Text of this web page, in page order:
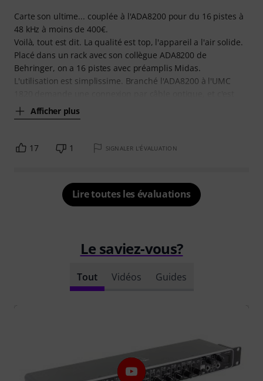
Carte son ultime... couplée à l'ADA8200 pour du 16 pistes à
48 kHz à moins de 400€.
Voilà, tout est dit. La qualité est top, l'appareil a l'air solide.
Placé dans un rack avec son collègue ADA8200 de
Behringer, on a 16 pistes avec préamplis Midas.
L'utilisation est simplissime. Branché l'ADA8200 à l'UMC
Afficher plus
17 1 SIGNALER L'ÉVALUATION
Lire toutes les évaluations
Le saviez-vous?
Tout Vidéos Guides